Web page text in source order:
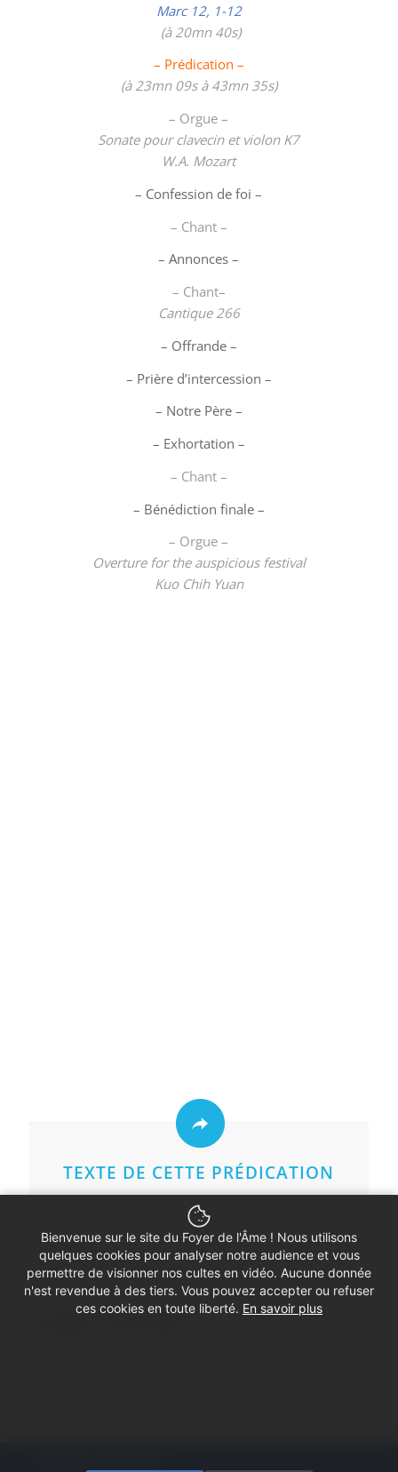
Marc 12, 1-12
(à 20mn 40s)
– Prédication –
(à 23mn 09s à 43mn 35s)
– Orgue –
Sonate pour clavecin et violon K7
W.A. Mozart
– Confession de foi –
– Chant –
– Annonces –
– Chant–
Cantique 266
– Offrande –
– Prière d’intercession –
– Notre Père –
– Exhortation –
– Chant –
– Bénédiction finale –
– Orgue –
Overture for the auspicious festival
Kuo Chih Yuan
TEXTE DE CETTE PRÉDICATION
Bienvenue sur le site du Foyer de l'Âme ! Nous utilisons
quelques cookies pour analyser notre audience et vous
permettre de visionner nos cultes en vidéo. Aucune donnée
n'est revendue à des tiers. Vous pouvez accepter ou refuser
ces cookies en toute liberté. En savoir plus